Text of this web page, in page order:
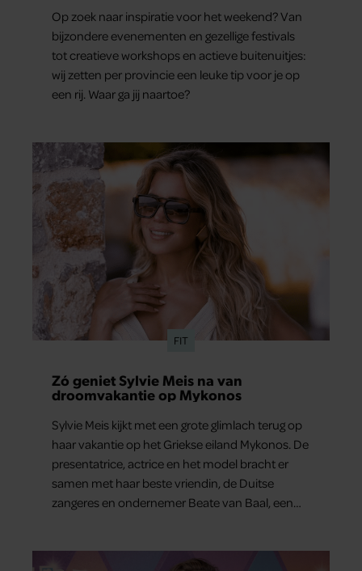
Op zoek naar inspiratie voor het weekend? Van
bijzondere evenementen en gezellige festivals
tot creatieve workshops en actieve buitenuitjes:
wij zetten per provincie een leuke tip voor je op
een rij. Waar ga jij naartoe?
FIT
Zó geniet Sylvie Meis na van
droomvakantie op Mykonos
Sylvie Meis kijkt met een grote glimlach terug op
haar vakantie op het Griekse eiland Mykonos. De
presentatrice, actrice en het model bracht er
samen met haar beste vriendin, de Duitse
zangeres en ondernemer Beate van Baal, een
bestemming én vertelt ze hoe bijzonder de reis